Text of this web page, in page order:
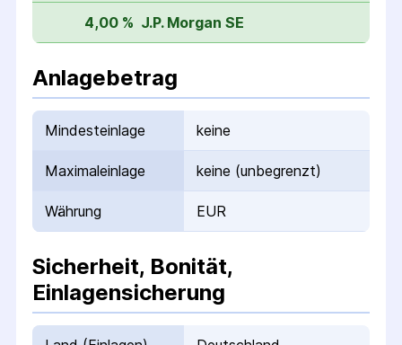
4,00 % J.P. Morgan SE
Anlagebetrag
Mindesteinlage keine
Maximaleinlage keine (unbegrenzt)
Währung EUR
Sicherheit, Bonität,
Einlagensicherung